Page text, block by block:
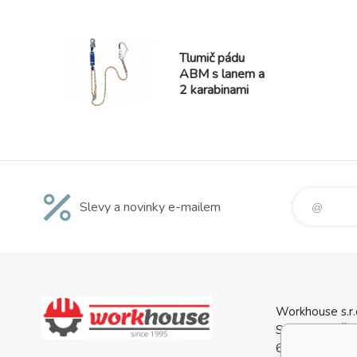
Tlumič pádu
ABM s lanem a
2 karabinami
Slevy a novinky e-mailem
Workhouse
Svatopluka
688 01